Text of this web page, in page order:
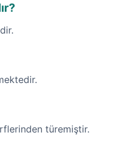
türemiştir.